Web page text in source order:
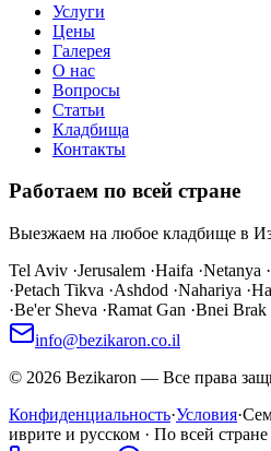
Услуги
Цены
Галерея
О нас
Вопросы
Статьи
Кладбища
Контакты
Работаем по всей стране
Выезжаем на любое кладбище в
Tel Aviv ·Jerusalem ·Haifa ·Netanya ·
·Petach Tikva ·Ashdod ·Nahariya ·
·Be'er Sheva ·Ramat Gan ·Bnei Brak
info@bezikaron.co.il
© 2026 Bezikaron — Все права
Конфиденциальность·Условия·
иврите и русском · По всей стране